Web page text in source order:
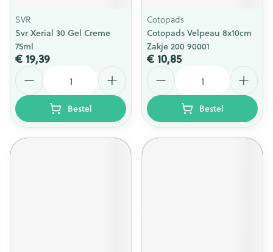
SVR
Svr Xerial 30 Gel Creme
75ml
€ 19,39
Bestel
Cotopads
Cotopads Velpeau 8x10cm
Zakje 200 90001
€ 10,85
Bestel